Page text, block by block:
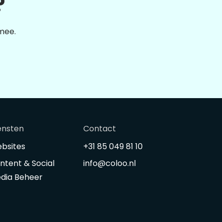
Contact
+31 85 049 81 10
info@coloo.nl
& Social
Beheer